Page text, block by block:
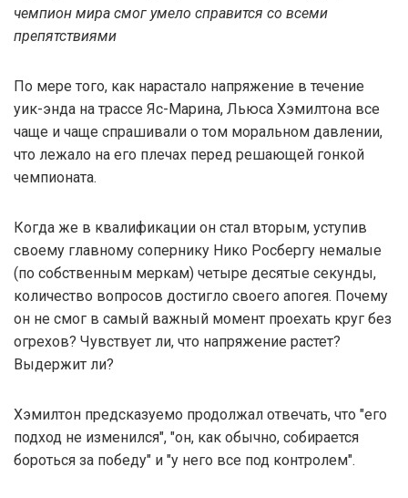
чемпион мира смог умело справится со всеми
препятствиями
По мере того, как нарастало напряжение в течение
уик-энда на трассе Яс-Марина, Льюса Хэмилтона все
чаще и чаще спрашивали о том моральном давлении,
что лежало на его плечах перед решающей гонкой
чемпионата.
Когда же в квалификации он стал вторым, уступив
своему главному сопернику Нико Росбергу немалые
(по собственным меркам) четыре десятые секунды,
количество вопросов достигло своего апогея. Почему
он не смог в самый важный момент проехать круг без
огрехов? Чувствует ли, что напряжение растет?
Выдержит ли?
Хэмилтон предсказуемо продолжал отвечать, что "его
подход не изменился", "он, как обычно, собирается
бороться за победу" и "у него все под контролем".